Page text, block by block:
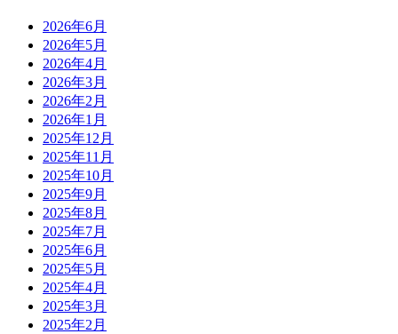
2026年6月
2026年5月
2026年4月
2026年3月
2026年2月
2026年1月
2025年12月
2025年11月
2025年10月
2025年9月
2025年8月
2025年7月
2025年6月
2025年5月
2025年4月
2025年3月
2025年2月